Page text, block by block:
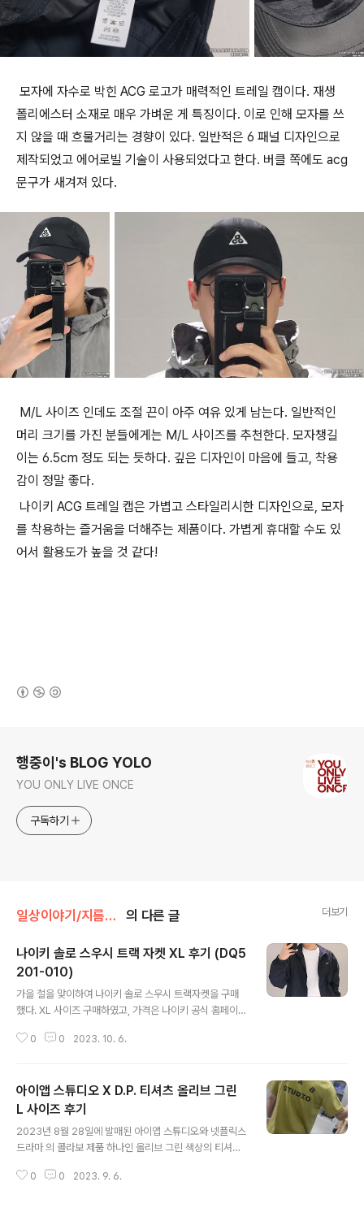
모자에 자수로 박힌 ACG 로고가 매력적인 트레일 캡이다. 재생
폴리에스터 소재로 매우 가벼운 게 특징이다. 이로 인해 모자를 쓰
지 않을 때 흐물거리는 경향이 있다. 일반적은 6 패널 디자인으로
제작되었고 에어로빌 기술이 사용되었다고 한다. 버클 쪽에도 acg
문구가 새겨져 있다.
M/L 사이즈 인데도 조절 끈이 아주 여유 있게 남는다. 일반적인
머리 크기를 가진 분들에게는 M/L 사이즈를 추천한다. 모자챙길
이는 6.5cm 정도 되는 듯하다. 깊은 디자인이 마음에 들고, 착용
감이 정말 좋다.
나이키 ACG 트레일 캡은 가볍고 스타일리시한 디자인으로, 모자
를 착용하는 즐거움을 더해주는 제품이다. 가볍게 휴대할 수도 있
어서 활용도가 높을 것 같다!
행중이's BLOG YOLO
YOU ONLY LIVE ONCE
구독하기
일상이야기/지름이야기 의 다른 글 더보기
나이키 솔로 스우시 트랙 자켓 XL 후기 (DQ5
201-010)
가을 철을 맞이하여 나이키 솔로 스우시 트랙자켓을 구매
했다. XL 사이즈 구매하였고, 가격은 나이키 공식 홈페이지
한 블랙으로 선택! 나이크 솔로 스우시 트랙자켓은 크링클
이는 심플한 디자인을 가지고 있어 깔끔한 룩을 연출할 수
있다. 나이키 솔로 스우시 트랙자켓은 전면 지퍼를 열거나
닫음으로써 다른 느낌을 줄 수 있다. 초가을부터 가볍게 입
기 시작해서 이너를 조금 두껍게 입는다면 초겨울까지 다
의 다양성을 추구하는 분들에게 추천!
0 0 2023. 10. 6.
아이앱 스튜디오 X D.P. 티셔츠 올리브 그린
L 사이즈 후기
2023년 8월 28일에 발매된 아이앱 스튜디오와 넷플릭스
드라마 의 콜라보 제품 하나인 올리브 그린 색상의 티셔츠
고 했으나, 실수로 올리브 그린 색상을 선택했다. 환불할까
0 0 2023. 9. 6.